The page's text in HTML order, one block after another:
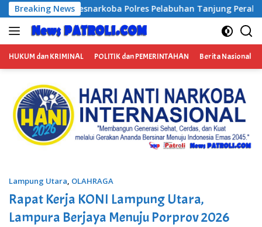
Langsung
ke
konten
Breaking News
Polres Pelabuhan Tanjung Perak Bongkar Tiga Jaringan
HUKUM dan KRIMINAL POLITIK dan PEMERINTAHAN Berita Nasional
Lampung Utara, OLAHRAGA
Rapat Kerja KONI Lampung Utara,
Lampura Berjaya Menuju Porprov 2026